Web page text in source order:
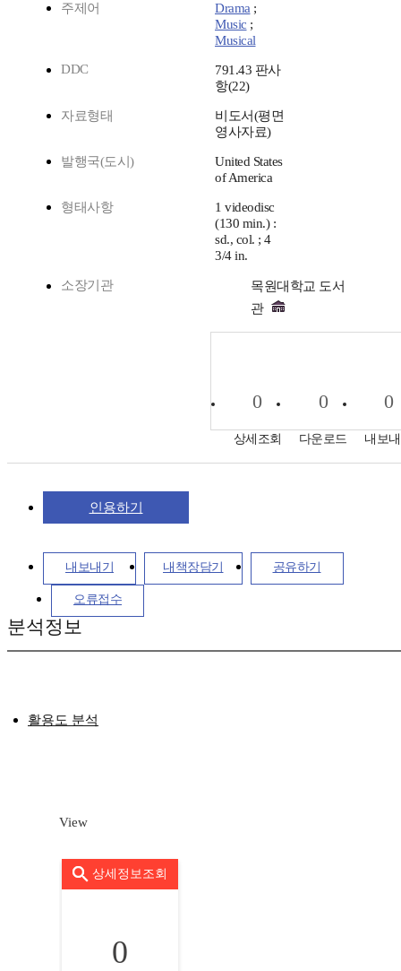
주제어 Drama;
Music ;
Musical
DDC
791.43 판사
항(22)
자료형태
비도서(평면
영사자료)
발행국(도시)
United States
of America
형태사항
1 videodisc
(130 min.) :
sd., col. ; 4
3/4 in.
소장기관
목원대학교 도서
관
0
상세조회
0
다운로드
0
내보
인용하기
내보내기 내책장담기 공유하기
오류접수
분석정보
활용도 분석
View
상세정보조회
0